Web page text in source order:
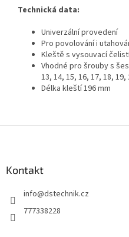
Technická data:
Univerzální provedení
Pro povolování i
Kleště s vysouvací
Vhodné pro šrouby s
13, 14, 15, 16, 17, 18,
Délka kleští 196 mm
Kontakt
info@dstechnik.cz
777338228